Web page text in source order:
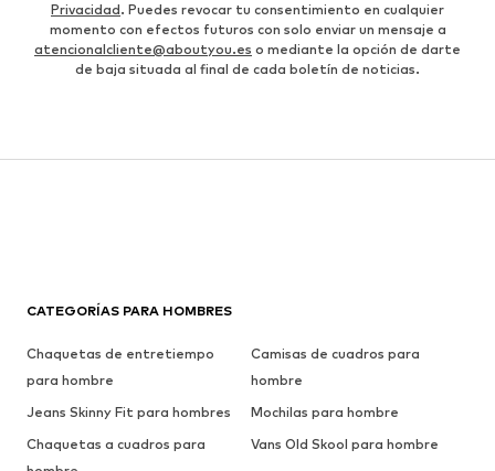
Privacidad. Puedes revocar tu consentimiento en cualquier
momento con efectos futuros con solo enviar un mensaje a
atencionalcliente@aboutyou.es o mediante la opción de darte
de baja situada al final de cada boletín de noticias.
CATEGORÍAS PARA HOMBRES
Chaquetas de entretiempo
para hombre
Camisas de cuadros para
hombre
Jeans Skinny Fit para hombres
Mochilas para hombre
Chaquetas a cuadros para
Vans Old Skool para hombre